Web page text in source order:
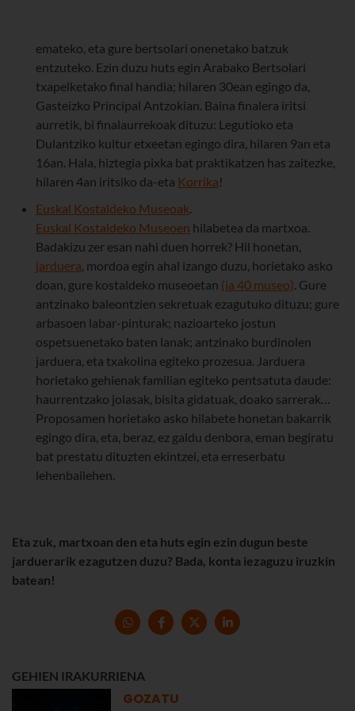
emateko, eta gure bertsolari onenetako batzuk
entzuteko. Ezin duzu huts egin Arabako Bertsolari
txapelketako final handia; hilaren 30ean egingo da,
Gasteizko Principal Antzokian. Baina finalera iritsi
aurretik, bi finalaurrekoak dituzu: Legutioko eta
Dulantziko kultur etxeetan egingo dira, hilaren 9an eta
16an. Hala, hiztegia pixka bat praktikatzen has zaitezke,
hilaren 4an iritsiko da-eta Korrika!
Euskal Kostaldeko Museoak.
Euskal Kostaldeko Museoen hilabetea da martxoa.
Badakizu zer esan nahi duen horrek? Hil honetan,
jarduera, mordoa egin ahal izango duzu, horietako asko
doan, gure kostaldeko museoetan (ia 40 museo). Gure
antzinako baleontzien sekretuak ezagutuko dituzu; gure
arbasoen labar-pinturak; nazioarteko jostun
ospetsuenetako baten lanak; antzinako burdinolen
jarduera, eta txakolina egiteko prozesua. Jarduera
horietako gehienak familian egiteko pentsatuta daude:
haurrentzako jolasak, bisita gidatuak, doako sarrerak…
Proposamen horietako asko hilabete honetan bakarrik
egingo dira, eta, beraz, ez galdu denbora, eman begiratu
bat prestatu dituzten ekintzei, eta erreserbatu
lehenbailehen.
Eta zuk, martxoan den eta huts egin ezin dugun beste
jarduerarik ezagutzen duzu? Bada, konta iezaguzu iruzkin
batean!
GEHIEN IRAKURRIENA
GOZATU